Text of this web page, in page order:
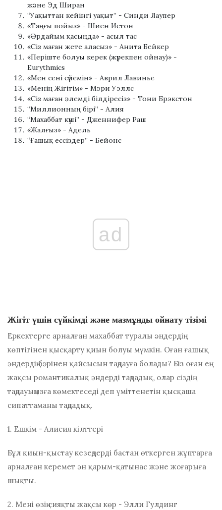
және Эд Ширан
“Уақыттан кейінгі уақыт” - Синди Лаупер
«Таңғы пойыз» - Шиен Истон
«Әрдайым қасыңда» - асыл тас
«Сіз маған жете аласыз» - Анита Бейкер
«Періште болуы керек (жүрекпен ойнау)» -
Eurythmics
«Мен сені сүйемін» - Аврил Лавинье
«Менің Жігітім» - Мэри Уэллс
«Сіз маған әлемді білдіресіз» - Тони Брэкстон
“Миллионның бірі” - Алия
“Махаббат күші” - Дженнифер Раш
«Жалғыз» - Адель
“Ғашық ессіздер” - Бейонс
ad
Жігіт үшін сүйкімді және мазмұнды ойнату тізімі
Еркектерге арналған махаббат туралы әндердің
көптігінен қысқарту қиын болуы мүмкін. Оған ғашық
әндердің бәрінен қайсысын таңдауға болады? Біз оған ең
жақсы романтикалық әндерді таңдадық, олар сіздің
таңдауыңызға көмектеседі деп үміттенетін қысқаша
сипаттаманы таңдадық.
1. Ешкім - Алисия кілттері
Бұл қиын-қыстау кезеңдерді бастан өткерген жұптарға
арналған керемет ән қарым-қатынас және жоғарыға
шықты.
2. Мені өзің сияқты жақсы көр - Элли Гулдинг